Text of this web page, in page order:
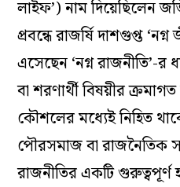
লাইফ’) নাম দিয়েছিলেন
প্রবন্ধে রাজর্ষি দাশগুপ্ত
এসেছেন ‘নগ্ন রাজনীতি’-র
বা শরণার্থী বিষয়ীর
কৌশলের মধ্যেই নিহিত
পৌরসমাজ বা
রাজনীতির একটি গুরুত্বপূর্ণ